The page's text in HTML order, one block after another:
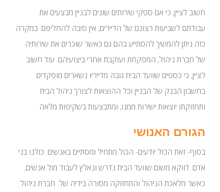
חשוב לציין, כי אם ספקי שירותים שונים לבניין מבצעים את
עבודתם לשביעות רצונם של הדיירים, אין סיבה להחליפם. במקרה
כזה ניתן להמשיך להסתייע בהם גם כאשר שוכרים את שירותיה
של חברת ניהול, המפקחת ועוקבת אחרי ביצועיהם. עוד חשוב
לציין, כי כספים שוועד הבית גובה מדייריו נשארים מופקדים
בחשבון הבנק של הבניין וכל ההוצאות לצורך ניהול הבית
ותחזוקתו יוצאות ישירות ממנו, ומתבצעות בשקיפות מלאה.
הגורם האנושי
בסוף- זאת הכול יודעים- הכול מתחיל ומסתיים באנשים. כולנו בני
אדם. דווקא משום שוועד הבית נדרש ונאלץ לעבוד מול אנשים,
כאשר מלאכת הניהול והתחזוקה מסורה בידיה של חברת ניהול